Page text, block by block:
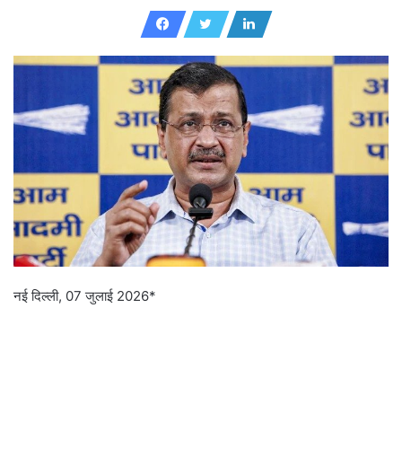
a
n
e
m
a
i
l
नई दिल्ली, 07 जुलाई 2026*